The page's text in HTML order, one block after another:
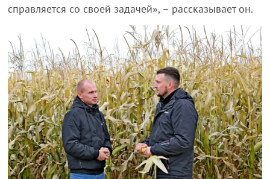
справляется со своей задачей», – рассказывает он.